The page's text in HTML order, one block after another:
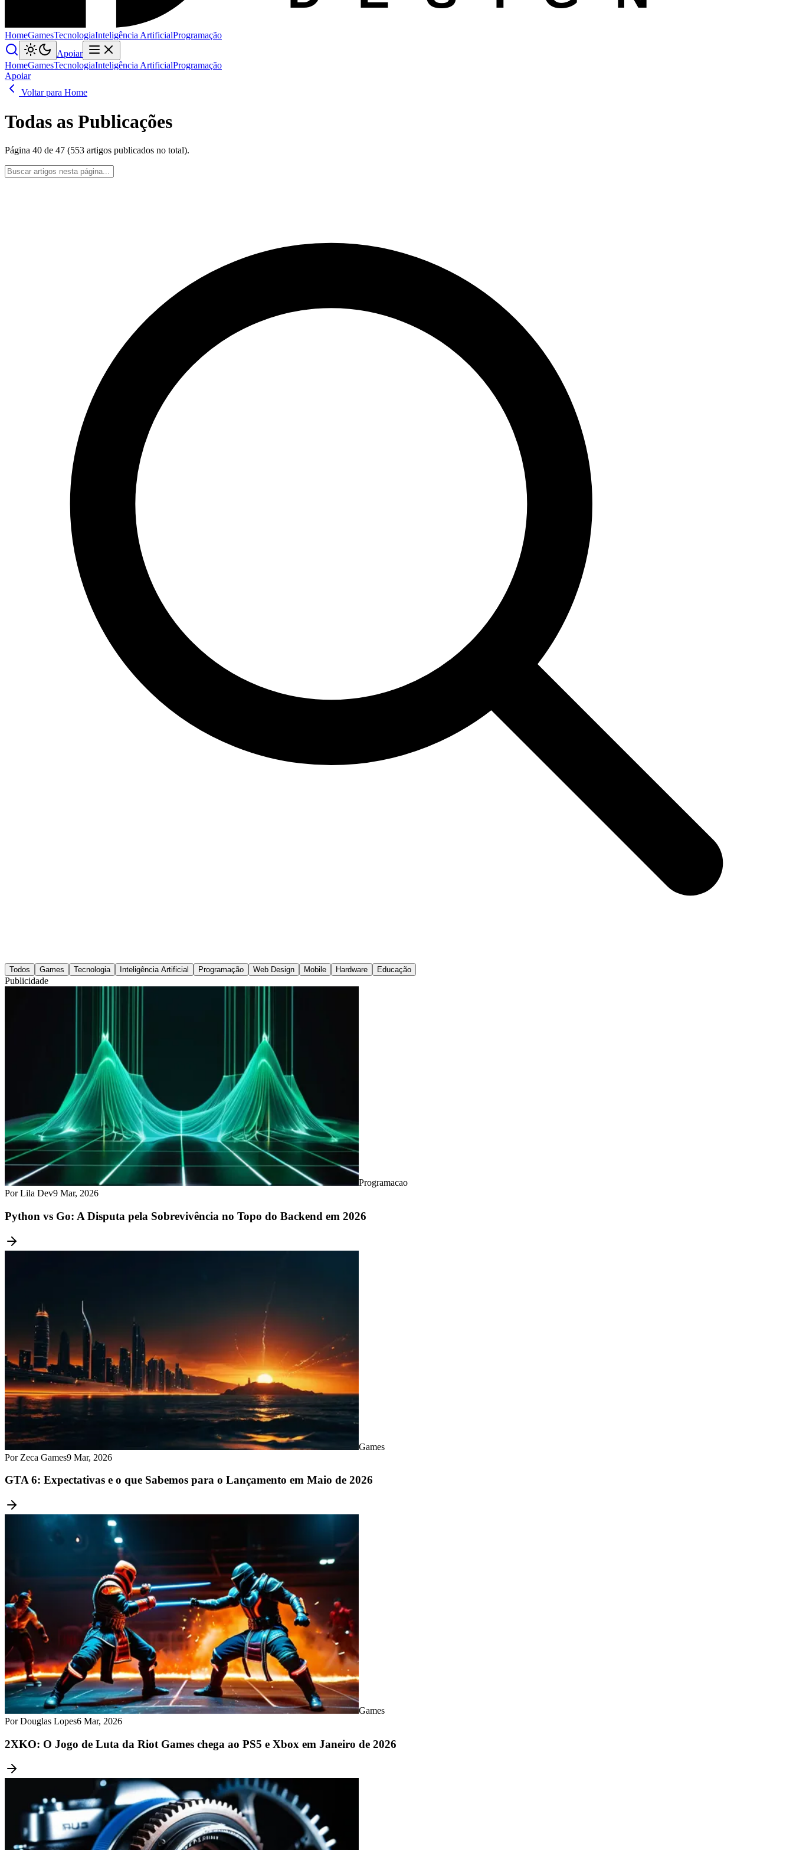
HomeGamesTecnologiaInteligência ArtificialProgramação
Apoiar
HomeGamesTecnologiaInteligência ArtificialProgramação
Apoiar
Voltar para Home
Todas as Publicações
Página 40 de 47 (553 artigos publicados no total).
Todos Games Tecnologia Inteligência Artificial Programação Web Design Mobile Hardware Educação
Publicidade
Programacao
Por Lila Dev9 Mar, 2026
Python vs Go: A Disputa pela Sobrevivência no Topo do Backend em 2026
Games
Por Zeca Games9 Mar, 2026
GTA 6: Expectativas e o que Sabemos para o Lançamento em Maio de 2026
Games
Por Douglas Lopes6 Mar, 2026
2XKO: O Jogo de Luta da Riot Games chega ao PS5 e Xbox em Janeiro de 2026